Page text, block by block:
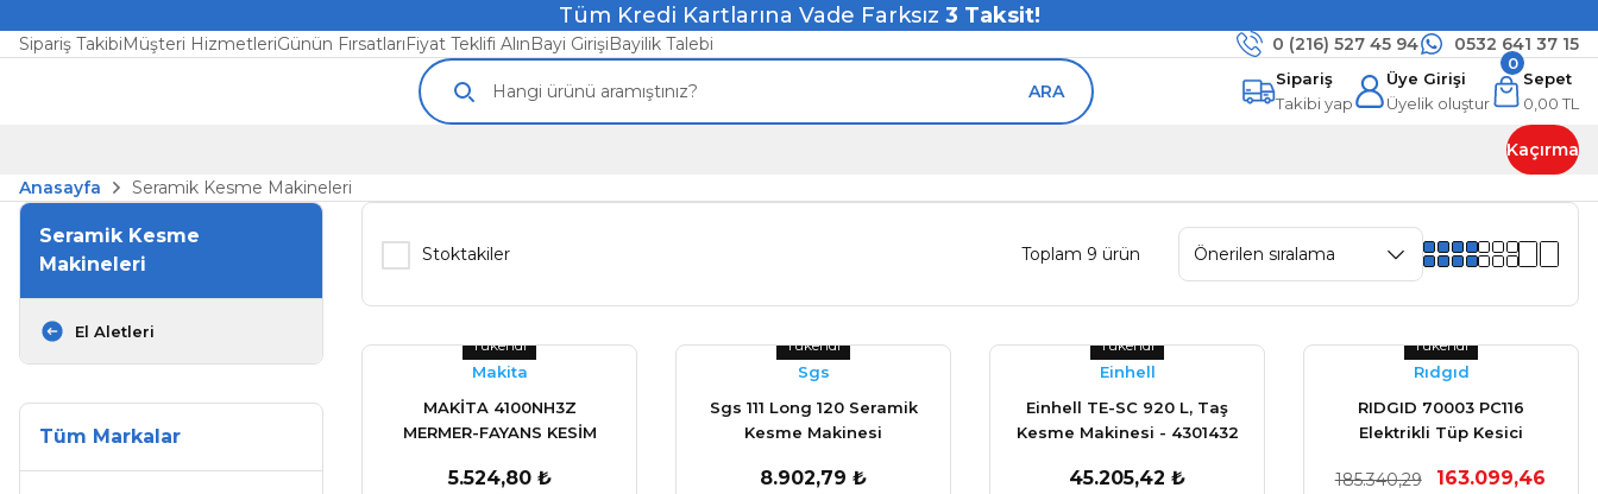
Tüm Kredi Kartlarına Vade Farksız 3 Taksit!
Sipariş TakibiMüşteri HizmetleriGünün FırsatlarıFiyat Teklifi AlınBayi GirişiBayilik Talebi 0 (216) 527 45 94 0532 641 37 15
ARA
Sipariş
Takibi yap
Üye Girişi
Üyelik oluştur
Sepet
0,00 TL
0
Kaçırma
Anasayfa
Seramik Kesme Makineleri
Seramik Kesme
Makineleri
El Aletleri
Tüm Markalar
Stoktakiler Toplam 9 ürün
Tükendi
Makita
MAKİTA 4100NH3Z
MERMER-FAYANS KESİM
5.524,80 ₺
Tükendi
Sgs
Sgs 111 Long 120 Seramik
Kesme Makinesi
8.902,79 ₺
Tükendi
Einhell
Einhell TE-SC 920 L, Taş
Kesme Makinesi - 4301432
45.205,42 ₺
Tükendi
Rıdgıd
RIDGID 70003 PC116
Elektrikli Tüp Kesici
185.340,29
163.099,46